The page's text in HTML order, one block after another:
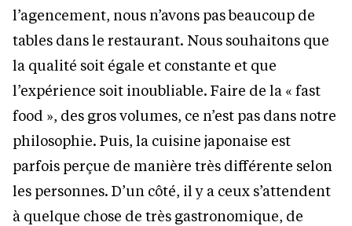
l’agencement, nous n’avons pas beaucoup de
tables dans le restaurant. Nous souhaitons que
la qualité soit égale et constante et que
l’expérience soit inoubliable. Faire de la « fast
food », des gros volumes, ce n’est pas dans notre
philosophie. Puis, la cuisine japonaise est
parfois perçue de manière très différente selon
les personnes. D’un côté, il y a ceux s’attendent
à quelque chose de très gastronomique, de